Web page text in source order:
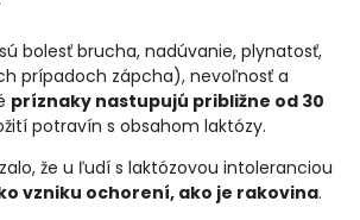
bolesť brucha, nadúvanie, plynatosť,
prípadoch zápcha), nevoľnosť a
príznaky nastupujú približne od 30
potravín s obsahom laktózy.
že u ľudí s laktózovou intoleranciou
vzniku ochorení, ako je rakovina.